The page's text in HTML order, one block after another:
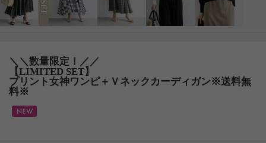
＼＼数量限定！／／
【LIMITED SET】
プリント女神ワンピ＋Ｖネックカーディガン※送料無
料※